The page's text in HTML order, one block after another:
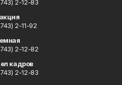
2-12-83
2-11-92
2-12-82
кадров
2-12-83